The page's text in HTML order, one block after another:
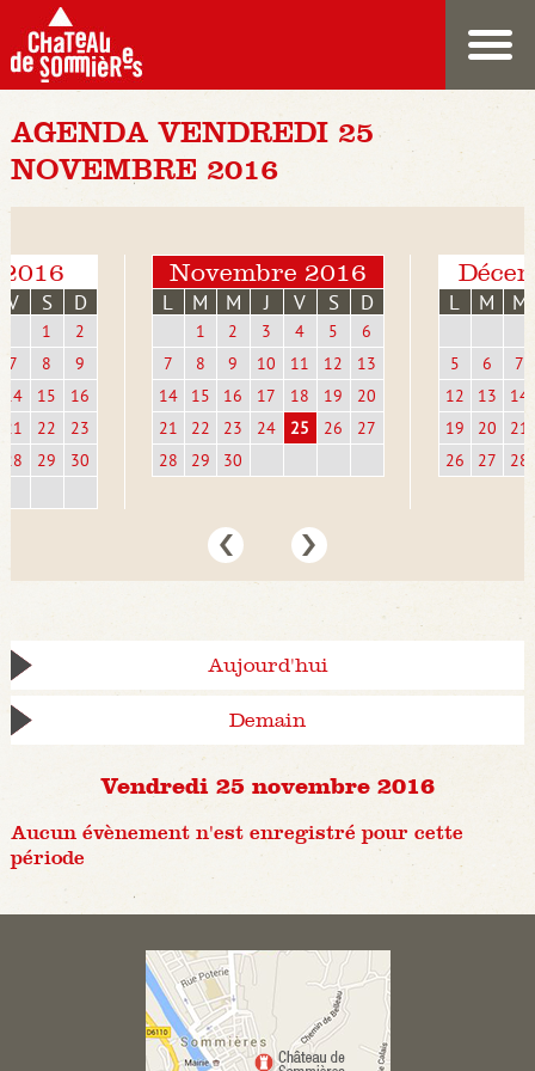
AGENDA VENDREDI 25
NOVEMBRE 2016
V S D
1
2
7
8
9
14
15
16
21
22
23
28
29 30
Novembre 2016
L M M J V S D
1 2 3 4 5
6
7
8 9 10 11 12
13
14
15 16 17 18 19
20
21
22 23 24 25 26
27
28
29 30
L M M
5 6
7
12
13
14
19
20
21
26
27 28
Aujourd'hui
Demain
Vendredi 25 novembre 2016
Aucun évènement n'est enregistré pour cette
période